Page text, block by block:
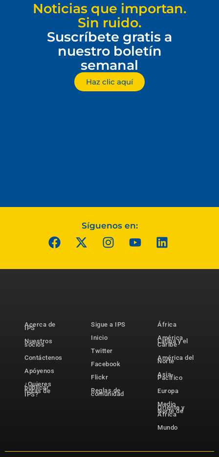
Noticias que importan.
Sin ruido.
Suscríbete gratis a
nuestro boletín
semanal
Haz clic aquí
Síguenos en:
Acerca de
IPS
Nuestros
socios
Contáctenos
Apóyenos
¿Quieres
publicar
notas de
IPS?
Sigue a IPS
Inicio
Twitter
Facebook
Flickr
Reglas de
comunidad
África
América
Latina y el
Caribe
América del
Norte
Asia-
Pacífico
Europa
Medio
Oriente y
Norte de
África
Mundo